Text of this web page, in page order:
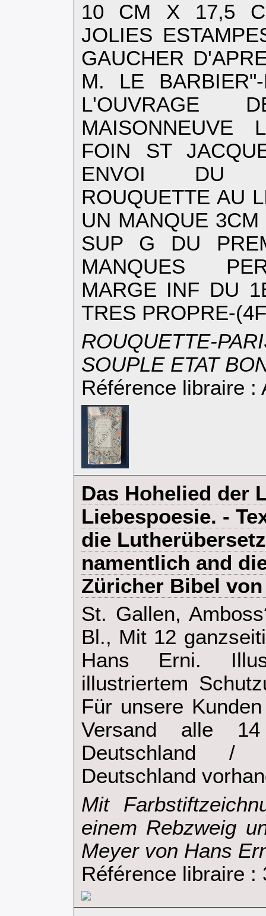
‎10 CM X 17,5
JOLIES
GAUCHER
M. LE
L'OUVRAGE
MAISONNEUVE
FOIN ST
ENVOI DU
ROUQUETTE AU
UN MANQUE
SUP G DU
MANQUES
MARGE INF DU
TRES PROPRE-
‎ROUQUETTE-
SOUPLE ETAT
Référence libraire :
‎Das Hohelied der
Liebespoesie. -
die
namentlich and
Züricher Bibel von
‎St. Gallen,
Bl., Mit 12
Hans Erni.
illustriertem
Für unsere
Versand alle
Deutschland /
Deutschland
‎Mit
einem Rebzweig
Meyer von Hans
Référence libraire :